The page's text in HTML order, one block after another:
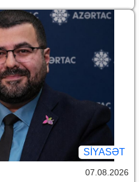
SİYASƏT
07.08.2026